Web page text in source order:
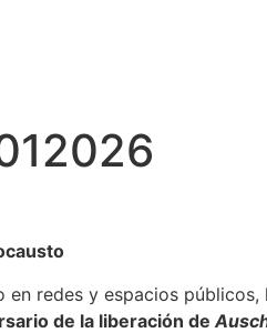
redes y espacios públicos,
de la liberación de